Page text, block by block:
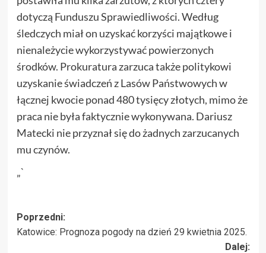
dotyczą Funduszu Sprawiedliwości. Według
śledczych miał on uzyskać korzyści majątkowe i
nienależycie wykorzystywać powierzonych
środków. Prokuratura zarzuca także politykowi
uzyskanie świadczeń z Lasów Państwowych w
łącznej kwocie ponad 480 tysięcy złotych, mimo że
praca nie była faktycznie wykonywana. Dariusz
Matecki nie przyznał się do żadnych zarzucanych
mu czynów.
„`
Zobacz
wpisy
Poprzedni:
Katowice: Prognoza pogody na dzień 29 kwietnia 2025.
Dalej: